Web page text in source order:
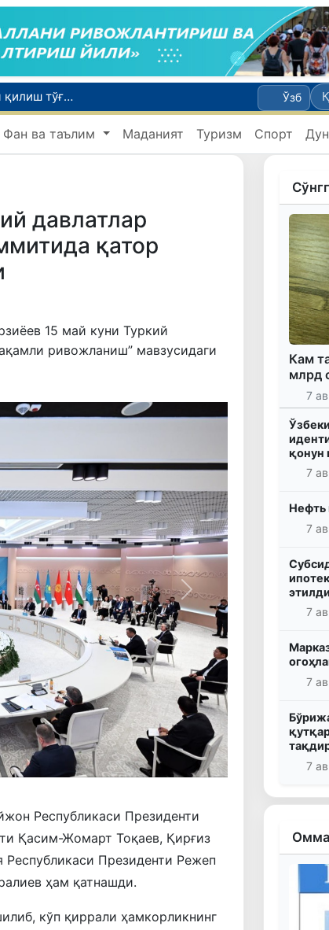
Ўзбекистонда ҳайвонларни мажбурий идентификация қилиш тўғрисидаги қонун кучга кирди
Субсидия олувчилар учун мақсадли ипотека омонати тартиби жорий этилди
Ўзб
Фан ва таълим Маданият Туризм Спорт
давлатлар
қатор
15 май куни Туркий
ривожланиш” мавзусидаги
Кейинги
Республикаси Президенти
Қасим-Жомарт Тоқаев, Қирғиз
Президенти Режеп
ҳам қатнашди.
кўп қиррали ҳамкорликнинг
Кам
млрд
7
қонун
7
Нефть
7
этилди
7
7
7